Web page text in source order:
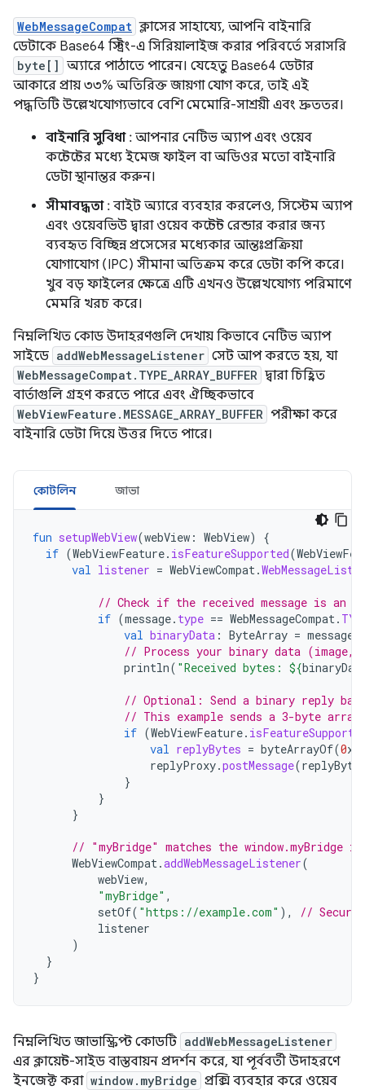
WebMessageCompat ক্লাসের সাহায্যে, আপনি বাইনারি
ডেটাকে Base64 স্ট্রিং-এ সিরিয়ালাইজ করার পরিবর্তে সরাসরি
byte[] অ্যারে পাঠাতে পারেন। যেহেতু Base64 ডেটার
আকারে প্রায় ৩৩% অতিরিক্ত জায়গা যোগ করে, তাই এই
পদ্ধতিটি উল্লেখযোগ্যভাবে বেশি মেমোরি-সাশ্রয়ী এবং দ্রুততর।
বাইনারি সুবিধা: আপনার নেটিভ অ্যাপ এবং ওয়েব
কন্টেন্টের মধ্যে ইমেজ ফাইল বা অডিওর মতো বাইনারি
ডেটা স্থানান্তর করুন।
সীমাবদ্ধতা: বাইট অ্যারে ব্যবহার করলেও, সিস্টেম অ্যাপ
এবং ওয়েবভিউ দ্বারা ওয়েব কন্টেন্ট রেন্ডার করার জন্য
ব্যবহৃত বিচ্ছিন্ন প্রসেসের মধ্যেকার আন্তঃপ্রক্রিয়া
যোগাযোগ (IPC) সীমানা অতিক্রম করে ডেটা কপি করে।
খুব বড় ফাইলের ক্ষেত্রে এটি এখনও উল্লেখযোগ্য পরিমাণে
মেমরি খরচ করে।
নিম্নলিখিত কোড উদাহরণগুলি দেখায় কিভাবে নেটিভ অ্যাপ
সাইডে addWebMessageListener সেট আপ করতে হয়, যা
WebMessageCompat.TYPE_ARRAY_BUFFER দ্বারা চিহ্নিত
বার্তাগুলি গ্রহণ করতে পারে এবং ঐচ্ছিকভাবে
WebViewFeature.MESSAGE_ARRAY_BUFFER পরীক্ষা করে
বাইনারি ডেটা দিয়ে উত্তর দিতে পারে।
কোটলিন জাভা
fun setupWebView(webView : WebView)
{
if (WebViewFeature. isFeatureSupported(
val listener = WebViewCompat.
// Check if the received message is an
if (message. type == WebMessageCompat.
val binaryData : ByteArray = message
// Process your binary data (image,
println( "Received bytes: ${
// Optional: Send a binary reply
// This example sends a 3-byte
if (WebViewFeature.
val replyBytes = byteArrayOf(0
replyProxy.postMessage(
}
}
}
// "myBridge" matches the window.myBridge
WebViewCompat.addWebMessageListener(
webView,
"myBridge" ,
setOf( "https://example.com" ),
//
listener
)
}
}
নিম্নলিখিত জাভাস্ক্রিপ্ট কোডটি addWebMessageListener
এর ক্লায়েন্ট-সাইড বাস্তবায়ন প্রদর্শন করে, যা পূর্ববর্তী উদাহরণে
ইনজেক্ট করা window.myBridge প্রক্সি ব্যবহার করে ওয়েব